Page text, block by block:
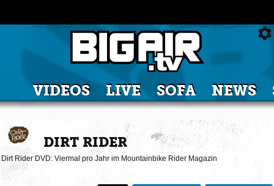
VIDEOS LIVE SOFA NEWS
DIRT RIDER
Dirt Rider DVD: Viermal pro Jahr im Mountainbike Rider Magazin